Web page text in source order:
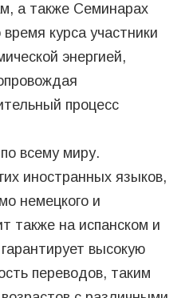
а также Семинарах
курса участники
энергией,
процесс
всему миру.
иностранных языков,
немецкого и
также на испанском и
высокую
переводов, таким